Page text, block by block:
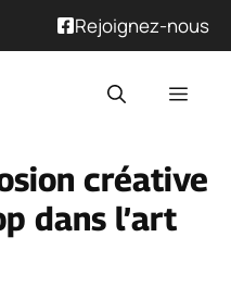
Rejoignez-nous
créative
dans l’art